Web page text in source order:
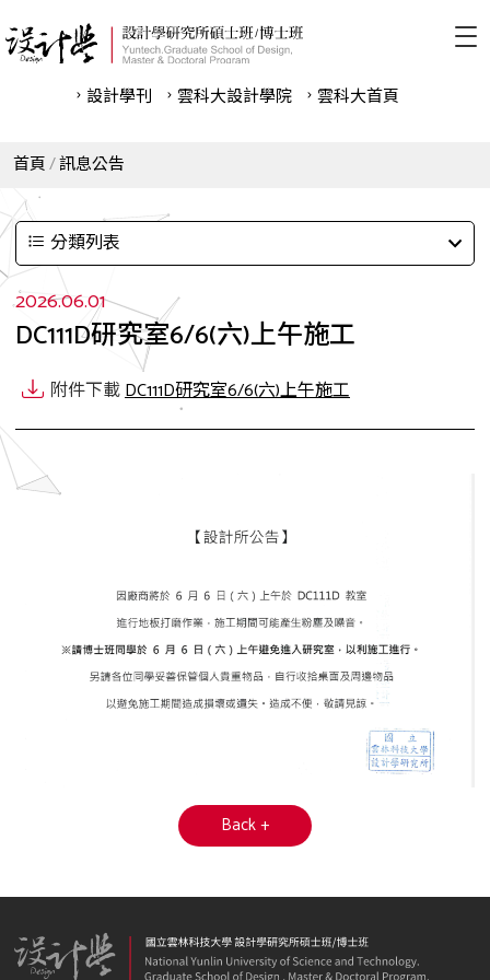
設計學刊 雲科⼤設計學院 雲科⼤首頁
首頁 訊息公告
分類列表
2026.06.01
DC111D研究室6/6(六)上午施工
附件下載DC111D研究室6/6(六)上午施工
Back +